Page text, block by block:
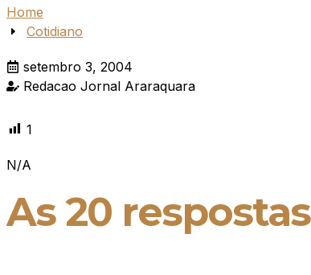
Home
Cotidiano
setembro 3, 2004
Redacao Jornal Araraquara
1
N/A
As 20 respostas